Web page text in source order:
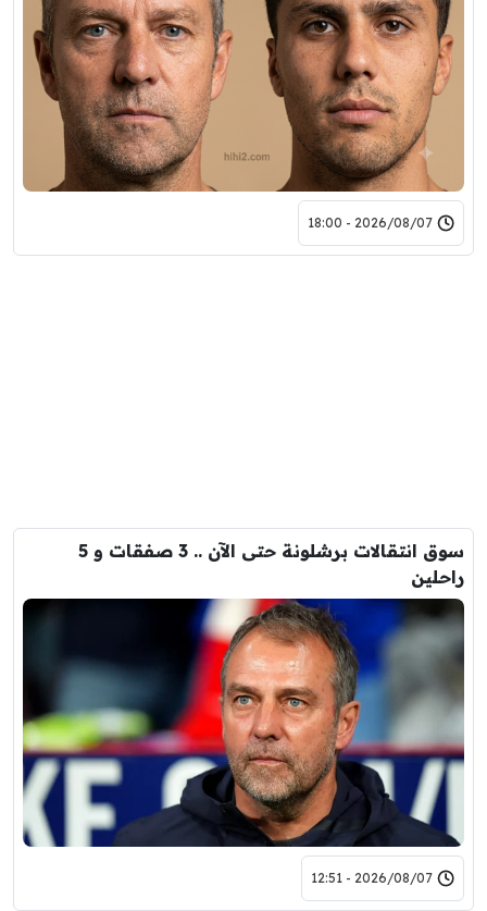
2026/08/07 - 18:00
سوق انتقالات برشلونة حتى الآن .. 3 صفقات و 5
راحلين
2026/08/07 - 12:51